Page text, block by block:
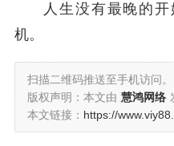
人生没有最晚的
机。
扫描二维码推送至手机访问。
版权声明：本文由 慧鸿网络
本文链接： https://